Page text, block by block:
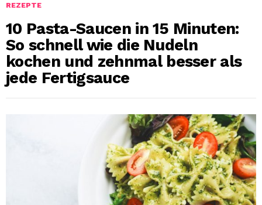
REZEPTE
10 Pasta-Saucen in 15 Minuten:
So schnell wie die Nudeln
kochen und zehnmal besser als
jede Fertigsauce